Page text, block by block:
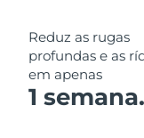
Reduz as rugas
profundas e as
em apenas
1 semana.
Filipinas
Polônia